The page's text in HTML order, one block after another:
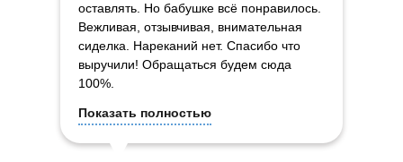
оставлять. Но бабушке всё понравилось.
Вежливая, отзывчивая, внимательная
сиделка. Нареканий нет. Спасибо что
выручили! Обращаться будем сюда
100%.
Показать полностью